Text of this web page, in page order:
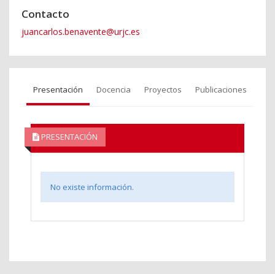
Contacto
juancarlos.benavente@urjc.es
Presentación Docencia Proyectos Publicaciones
PRESENTACIÓN
No existe información.